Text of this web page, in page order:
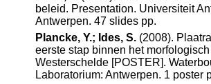
beleid. Presentation. Universiteit
Antwerpen. 47 slides pp.
Plancke, Y.; Ides, S. (2008).
eerste stap binnen het
Westerschelde [POSTER].
Laboratorium: Antwerpen. 1 poster